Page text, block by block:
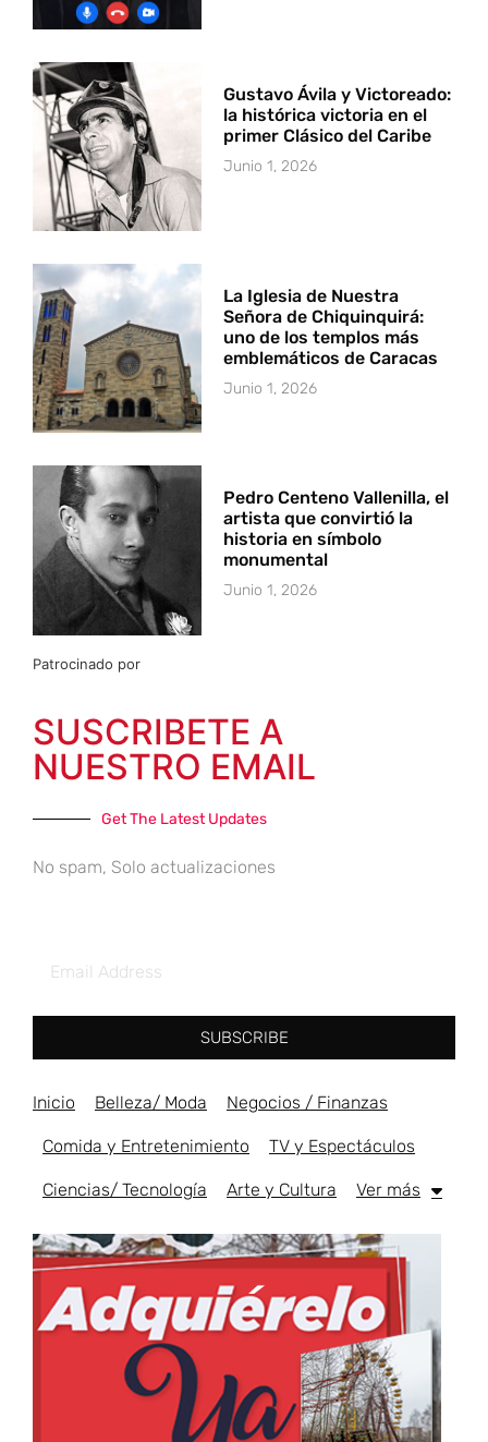
Gustavo Ávila y Victoreado:
la histórica victoria en el
primer Clásico del Caribe
Junio 1, 2026
La Iglesia de Nuestra
Señora de Chiquinquirá:
uno de los templos más
emblemáticos de Caracas
Junio 1, 2026
Pedro Centeno Vallenilla, el
artista que convirtió la
historia en símbolo
monumental
Junio 1, 2026
Patrocinado por
SUSCRIBETE A
NUESTRO EMAIL
Get The Latest Updates
No spam, Solo actualizaciones
SUBSCRIBE
Inicio Belleza/ Moda Negocios / Finanzas
Comida y Entretenimiento TV y Espectáculos
Ciencias/ Tecnología Arte y Cultura Ver más